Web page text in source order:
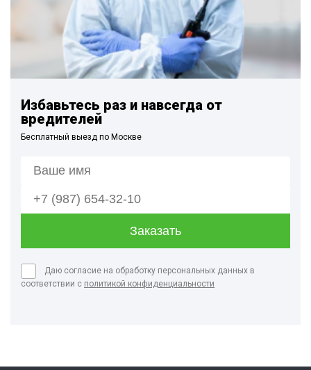
Избавьтесь раз и навсегда от
вредителей
Бесплатный выезд по Москве
Даю согласие на обработку персональных данных в
соответствии с политикой конфиденциальности